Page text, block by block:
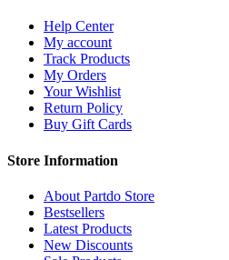
Help Center
My account
Track Products
My Orders
Your Wishlist
Return Policy
Buy Gift Cards
Store Information
About Partdo Store
Bestsellers
Latest Products
New Discounts